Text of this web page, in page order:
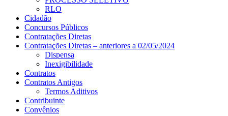
RLO
Cidadão
Concursos Públicos
Contratações Diretas
Contratações Diretas – anteriores a 02/05/2024
Dispensa
Inexigibilidade
Contratos
Contratos Antigos
Termos Aditivos
Contribuinte
Convênios